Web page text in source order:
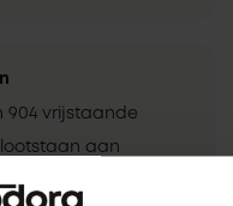
904 vrijstaande
aan